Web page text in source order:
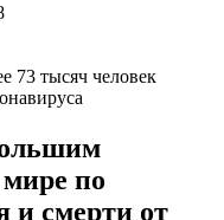
по
и смерти от